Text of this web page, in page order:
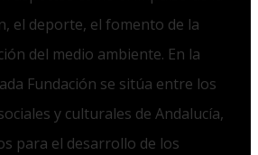
el deporte, el fomento de la
del medio ambiente. En la
Fundación se sitúa entre los
y culturales de Andalucía,
para el desarrollo de los